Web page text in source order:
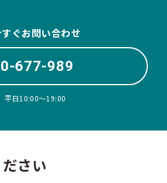
ぐお問い合わせ
677-989
日10:00〜19:00
さい